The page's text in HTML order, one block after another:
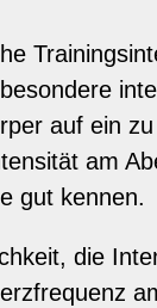
auf ein
am
gut kennen.
die